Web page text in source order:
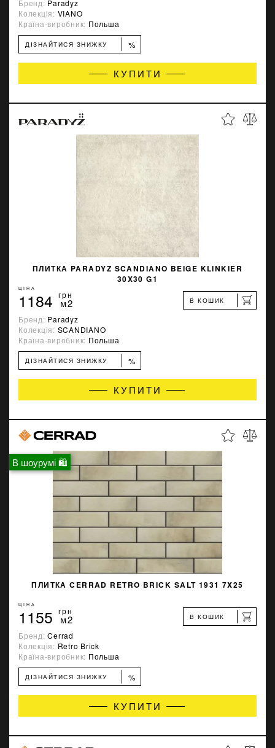
Бренд: Paradyz
Колекція: VIANO
Країна-виробник: Польша
ДІЗНАЙТИСЯ ЗНИЖКУ %
КУПИТИ
ПЛИТКА PARADYZ SCANDIANO BEIGE KLINKIER
30X30 G1
ЦІНА
1184 грн
м2 В КОШИК
Бренд: Paradyz
Колекція: SCANDIANO
Країна-виробник: Польша
ДІЗНАЙТИСЯ ЗНИЖКУ %
КУПИТИ
В шоурумі 🛍
ПЛИТКА CERRAD RETRO BRICK SALT 1931 7X25
ЦІНА
1155 грн
м2 В КОШИК
Бренд:Cerrad
Колекція: Retro Brick
Країна-виробник: Польша
ДІЗНАЙТИСЯ ЗНИЖКУ %
КУПИТИ